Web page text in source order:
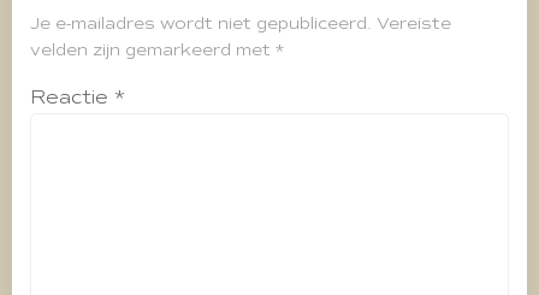
Je e-mailadres wordt niet gepubliceerd. Vereiste
velden zijn gemarkeerd met *
Reactie *